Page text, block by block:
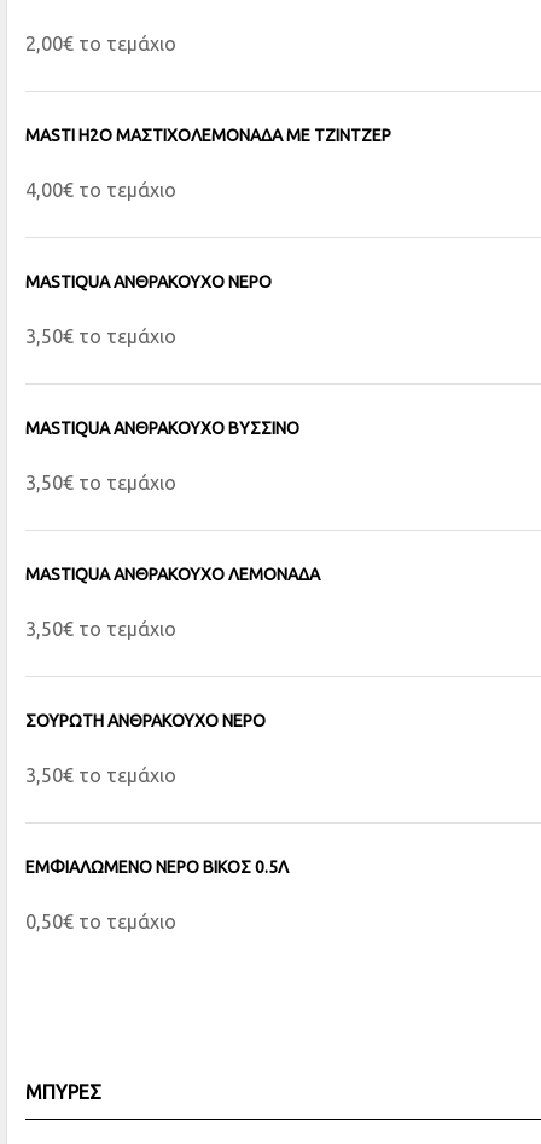
2,00€ το τεμάχιο
MASTI H2O ΜΑΣΤΙΧΟΛΕΜΟΝΑΔΑ ΜΕ ΤΖΙΝΤΖΕΡ
4,00€ το τεμάχιο
MASTIQUA ΑΝΘΡΑΚΟΥΧΟ ΝΕΡΟ
3,50€ το τεμάχιο
MASTIQUA ΑΝΘΡΑΚΟΥΧΟ ΒΥΣΣΙΝΟ
3,50€ το τεμάχιο
MASTIQUA ΑΝΘΡΑΚΟΥΧΟ ΛΕΜΟΝΑΔΑ
3,50€ το τεμάχιο
ΣΟΥΡΩΤΗ ΑΝΘΡΑΚΟΥΧΟ ΝΕΡΟ
3,50€ το τεμάχιο
ΕΜΦΙΑΛΩΜΕΝΟ ΝΕΡΟ ΒΙΚΟΣ 0.5Λ
0,50€ το τεμάχιο
ΜΠΥΡΕΣ